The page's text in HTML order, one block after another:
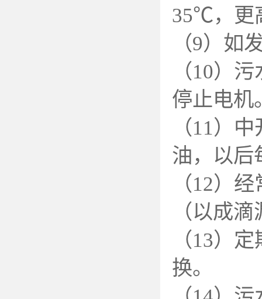
35℃，更
（9）如
（10）
停止电机
（11）
油，以后
（12）
（以成
（13）
换。